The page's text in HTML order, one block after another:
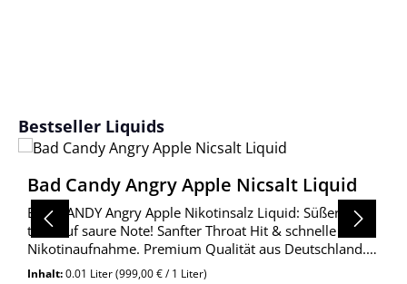
Produktgalerie überspringen
Bestseller Liquids
Bad Candy Angry Apple Nicsalt Liquid
BAD CANDY Angry Apple Nikotinsalz Liquid: Süßer Apfel
trifft auf saure Note! Sanfter Throat Hit & schnelle
Nikotinaufnahme. Premium Qualität aus Deutschland.
Jetzt entdecken!
Inhalt:0.01 Liter(999,00 € / 1 Liter)